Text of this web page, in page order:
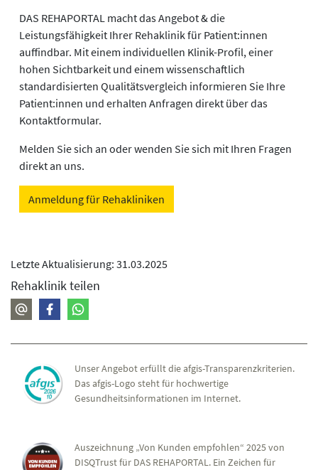
DAS REHAPORTAL macht das Angebot & die
Leistungsfähigkeit Ihrer Rehaklinik für Patient:innen
auffindbar. Mit einem individuellen Klinik-Profil, einer
hohen Sichtbarkeit und einem wissenschaftlich
standardisierten Qualitätsvergleich informieren Sie Ihre
Patient:innen und erhalten Anfragen direkt über das
Kontaktformular.
Melden Sie sich an oder wenden Sie sich mit Ihren Fragen
direkt an uns.
Anmeldung für Rehakliniken
Letzte Aktualisierung: 31.03.2025
Rehaklinik teilen
Unser Angebot erfüllt die afgis-Transparenzkriterien.
Das afgis-Logo steht für hochwertige
Gesundheitsinformationen im Internet.
Auszeichnung „Von Kunden empfohlen“ 2025 von
DISQTrust für DAS REHAPORTAL. Ein Zeichen für